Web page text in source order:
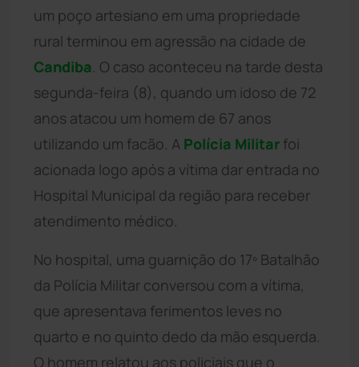
um poço artesiano em uma propriedade
rural terminou em agressão na cidade de
Candiba . O caso aconteceu na tarde desta
segunda-feira (8), quando um idoso de 72
anos atacou um homem de 67 anos
utilizando um facão. A Polícia Militar foi
acionada logo após a vítima dar entrada no
Hospital Municipal da região para receber
atendimento médico.
No hospital, uma guarnição do 17º Batalhão
da Polícia Militar conversou com a vítima,
que apresentava ferimentos leves no
quarto e no quinto dedo da mão esquerda.
O homem relatou aos policiais que o